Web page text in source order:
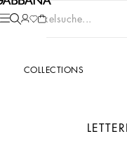
Artikelsuche...
COLLECTIONS